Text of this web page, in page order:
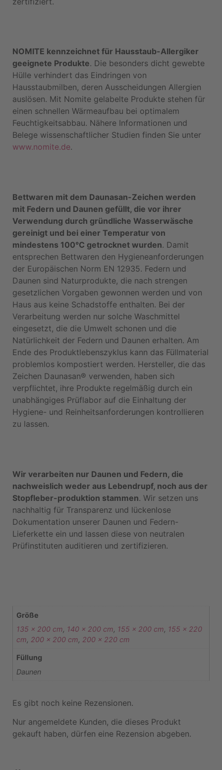
NOMITE kennzeichnet für Hausstaub-Allergiker
geeignete Produkte. Die besonders dicht gewebte
Hülle verhindert das Eindringen von
Hausstaubmilben, deren Ausscheidungen Allergien
auslösen. Mit Nomite gelabelte Produkte stehen für
einen schnellen Wärmeaufbau bei optimalem
Feuchtigkeitsabbau. Nähere Informationen und
Belege wissenschaftlicher Studien finden Sie unter
www.nomite.de.
Bettwaren mit dem Daunasan-Zeichen werden
mit Federn und Daunen gefüllt, die vor ihrer
Verwendung durch gründliche Wasserwäsche
gereinigt und bei einer Temperatur von
mindestens 100°C getrocknet wurden. Damit
entsprechen Bettwaren den Hygieneanforderungen
der Europäischen Norm EN 12935. Federn und
Daunen sind Naturprodukte, die nach strengen
gesetzlichen Vorgaben gewonnen werden und von
Haus aus keine Schadstoffe enthalten. Bei der
Verarbeitung werden nur solche Waschmittel
eingesetzt, die die Umwelt schonen und die
Natürlichkeit der Federn und Daunen erhalten. Am
Ende des Produktlebenszyklus kann das Füllmaterial
problemlos kompostiert werden. Hersteller, die das
Zeichen Daunasan® verwenden, haben sich
verpflichtet, ihre Produkte regelmäßig durch ein
unabhängiges Prüflabor auf die Einhaltung der
Hygiene- und Reinheitsanforderungen kontrollieren
zu lassen.
Wir verarbeiten nur Daunen und Federn, die
nachweislich weder aus Lebendrupf, noch aus der
Stopfleber-produktion stammen. Wir setzen uns
nachhaltig für Transparenz und lückenlose
Dokumentation unserer Daunen und Federn-
Lieferkette ein und lassen diese von neutralen
Prüfinstituten auditieren und zertifizieren.
Größe
135 x 200 cm
140 x 200 cm 155 x 200 cm
155 x 220
cm 200 x 200 cm 200 x 220 cm
Füllung
Daunen
Es gibt noch keine Rezensionen.
Nur angemeldete Kunden, die dieses Produkt
gekauft haben, dürfen eine Rezension abgeben.